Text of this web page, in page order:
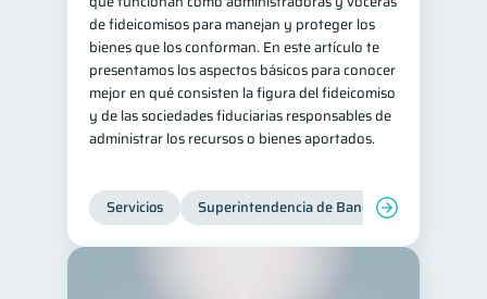
de fideicomisos para manejan y proteger los
bienes que los conforman. En este artículo te
presentamos los aspectos básicos para conocer
mejor en qué consisten la figura del fideicomiso
y de las sociedades fiduciarias responsables de
administrar los recursos o bienes aportados.
Servicios Superintendencia de Bancos